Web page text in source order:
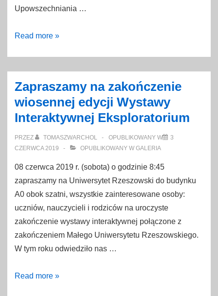
Upowszechniania …
Zakończenie
Read more »
Zapraszamy na zakończenie
wiosennej edycji Wystawy
Interaktywnej Eksploratorium
PRZEZ TOMASZWARCHOL OPUBLIKOWANY W
3
CZERWCA 2019
OPUBLIKOWANY W GALERIA
08 czerwca 2019 r. (sobota) o godzinie 8:45
zapraszamy na Uniwersytet Rzeszowski do budynku
A0 obok szatni, wszystkie zainteresowane osoby:
uczniów, nauczycieli i rodziców na uroczyste
zakończenie wystawy interaktywnej połączone z
zakończeniem Małego Uniwersytetu Rzeszowskiego.
W tym roku odwiedziło nas …
Zapraszamy
Read more »